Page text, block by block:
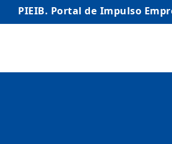
PIEIB. Portal de Impulso
INICIO